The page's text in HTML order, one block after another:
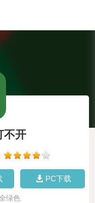
不开
PC下载
绿色